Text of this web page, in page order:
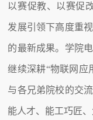
以赛促教、以赛促
发展引领下高度重
的最新成果。学院
继续深耕“物联网应
与各兄弟院校的交
能人才、能工巧匠、